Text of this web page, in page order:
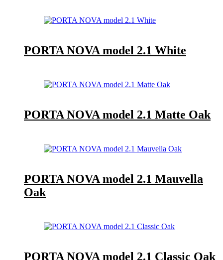
PORTA NOVA model 2.1 White
PORTA NOVA model 2.1 Matte Oak
PORTA NOVA model 2.1 Mauvella
Oak
PORTA NOVA model 2.1 Classic Oak